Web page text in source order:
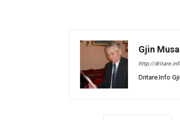
Gjin Musa
http://
Dritare.Info